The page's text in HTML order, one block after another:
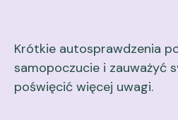
Krótkie autosprawdzenia
samopoczucie i zauważyć
poświęcić więcej uwagi.